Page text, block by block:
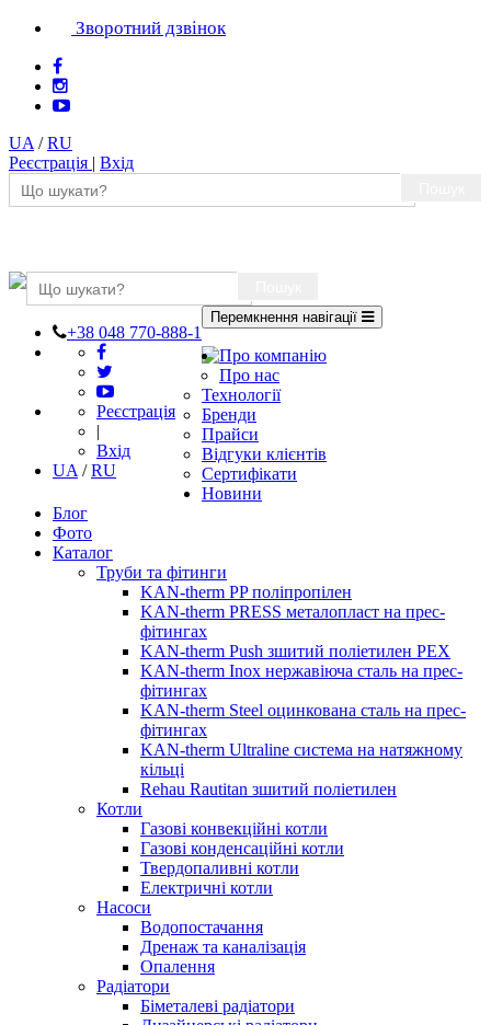
Зворотний дзвінок
UA /RU
Реєстрація | Вхід
+38 048 770-888-1
Реєстрація
|
Вхід
UA /RU
Перемкнення навігації
Про компанію
Про нас
Технології
Бренди
Прайси
Відгуки клієнтів
Сертифікати
Новини
Блог
Фото
Каталог
Труби та фітинги
KAN-therm PP поліпропілен
KAN-therm PRESS металопласт на прес-
фітингах
KAN-therm Push зшитий поліетилен PEX
KAN-therm Inox нержавіюча сталь на прес-
фітингах
KAN-therm Steel оцинкована сталь на прес-
фітингах
KAN-therm Ultraline система на натяжному
кільці
Rehau Rautitan зшитий поліетилен
Котли
Газові конвекційні котли
Газові конденсаційні котли
Твердопаливні котли
Електричні котли
Насоси
Водопостачання
Дренаж та каналізація
Опалення
Радіатори
Біметалеві радіатори